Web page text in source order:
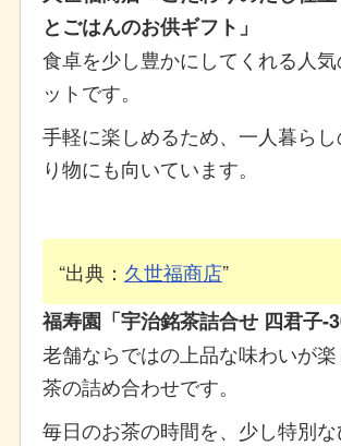
とごはんのお供ギフト」
食卓を少し豊かにしてくれる人
ットです。
手軽に楽しめるため、一人暮ら
り物にも向いています。
出典： 久世福商店
福寿園「宇治銘茶詰合せ 四君子-
老舗ならではの上品な味わいが
茶の詰め合わせです。
毎日のお茶の時間を、少し特別